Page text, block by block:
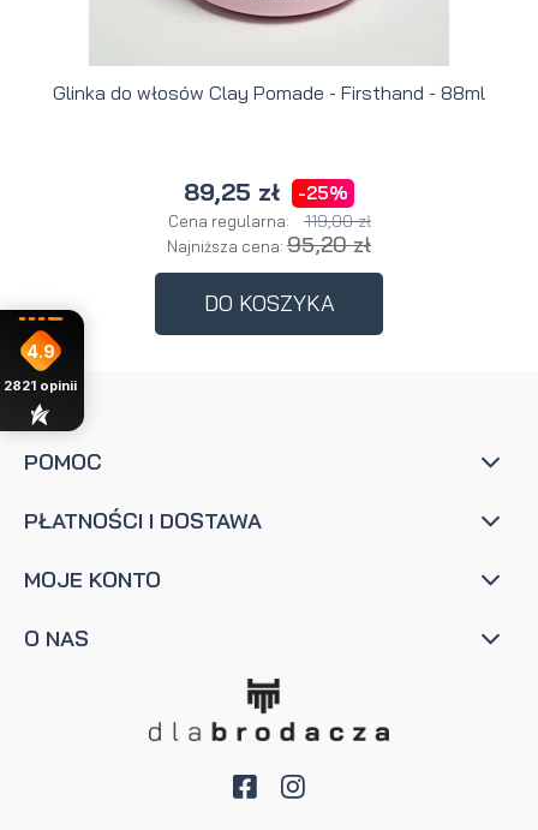
Glinka do włosów Clay Pomade - Firsthand - 88ml
89,25 zł -25%
Cena regularna: 119,00 zł
Najniższa cena: 95,20 zł
DO KOSZYKA
POMOC
PŁATNOŚCI I DOSTAWA
MOJE KONTO
O NAS
4.9
2821 opinii